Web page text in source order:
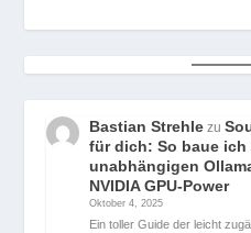
Bastian Strehle zu
für dich: So baue ich
unabhängigen
NVIDIA GPU-Power
Oktober 4, 2025
Ein toller Guide der leicht